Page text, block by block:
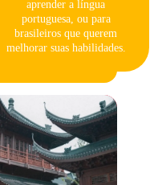
aprender a língua
portuguesa, ou para
brasileiros que querem
melhorar suas habilidades.